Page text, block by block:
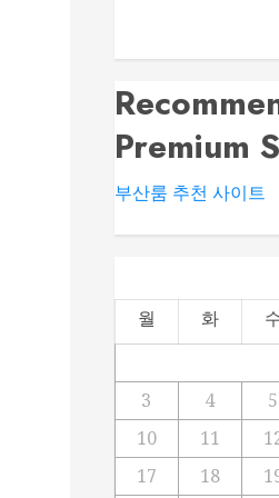
Premium
부산룸 추천 사이트
월 화
3
4 5
10
11
17
18